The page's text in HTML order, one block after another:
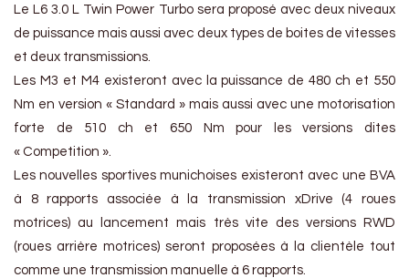
Le L6 3.0 L Twin Power Turbo sera proposé avec deux niveaux
de puissance mais aussi avec deux types de boites de vitesses
et deux transmissions.
Les M3 et M4 existeront avec la puissance de 480 ch et 550
Nm en version « Standard » mais aussi avec une motorisation
forte de 510 ch et 650 Nm pour les versions dites
« Competition ».
Les nouvelles sportives munichoises existeront avec une BVA
à 8 rapports associée à la transmission xDrive (4 roues
motrices) au lancement mais très vite des versions RWD
(roues arrière motrices) seront proposées à la clientèle tout
comme une transmission manuelle à 6 rapports.